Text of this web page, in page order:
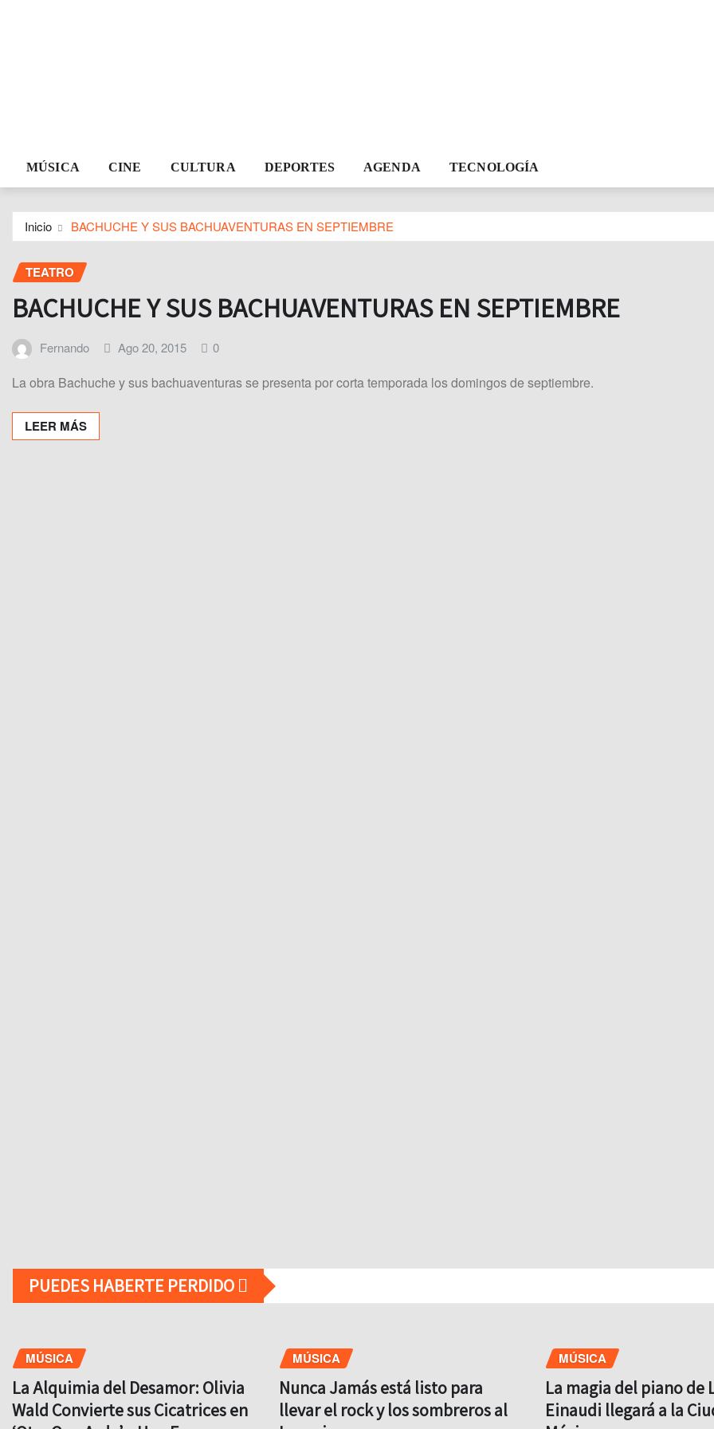
MÚSICA CINE CULTURA DEPORTES AGENDA TECNOLOGÍA
Inicio BACHUCHE Y SUS BACHUAVENTURAS EN SEPTIEMBRE
TEATRO
BACHUCHE Y SUS BACHUAVENTURAS EN SEPTIEMBRE
Fernando Ago 20, 2015 0
La obra Bachuche y sus bachuaventuras se presenta por corta temporada los domingos de septiembre.
LEER MÁS
PUEDES HABERTE PERDIDO
MÚSICA
La Alquimia del Desamor: Olivia
Wald Convierte sus Cicatrices en
MÚSICA
Nunca Jamás está listo para
llevar el rock y los sombreros al
MÚSICA
La magia del piano de
Einaudi llegará a la